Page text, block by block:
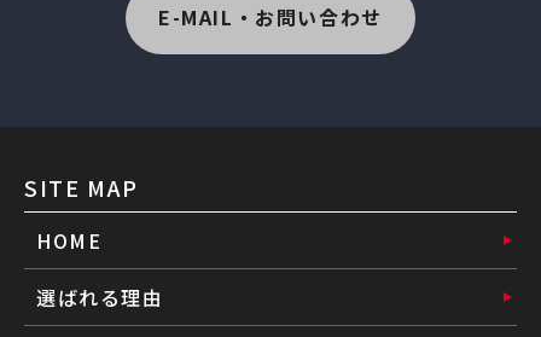
E-MAIL・お問い合わせ
SITE MAP
HOME
選ばれる理由